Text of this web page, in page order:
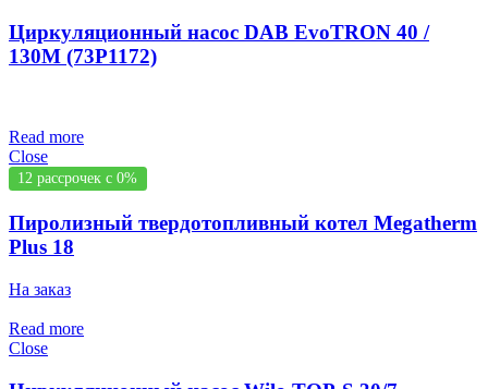
Циркуляционный насос DAB EvoTRON 40 /
130M (73P1172)
Read more
Close
12 рассрочек с 0%
Пиролизный твердотопливный котел Megatherm
Plus 18
На заказ
Read more
Close